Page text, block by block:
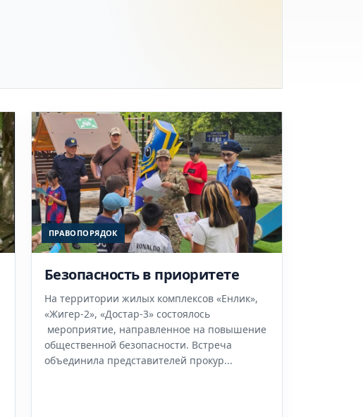
ПРАВОПОРЯДОК
Безопасность в приоритете
На территории жилых комплексов «Енлик»,
«Жигер-2», «Достар-3» состоялось
мероприятие, направленное на повышение
общественной безопасности. Встреча
объединила представителей прокур...